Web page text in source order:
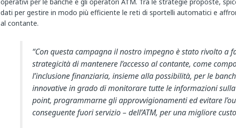
dati per gestire in modo più efficiente le reti di sportelli automatici e
al contante.
“Con questa campagna il nostro impegno è stato rivolto a
strategicità di mantenere l’accesso al contante, come
l’inclusione finanziaria, insieme alla possibilità, per le
innovative in grado di monitorare tutte le informazioni
point, programmarne gli approvvigionamenti ed evitare
conseguente fuori servizio – dell’ATM, per una migliore